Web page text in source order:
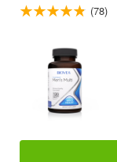
(78)